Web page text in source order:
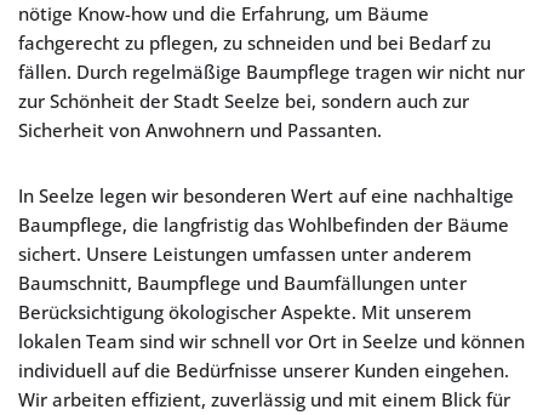
nötige Know-how und die Erfahrung, um Bäume
fachgerecht zu pflegen, zu schneiden und bei Bedarf zu
fällen. Durch regelmäßige Baumpflege tragen wir nicht nur
zur Schönheit der Stadt Seelze bei, sondern auch zur
Sicherheit von Anwohnern und Passanten.
In Seelze legen wir besonderen Wert auf eine nachhaltige
Baumpflege, die langfristig das Wohlbefinden der Bäume
sichert. Unsere Leistungen umfassen unter anderem
Baumschnitt, Baumpflege und Baumfällungen unter
Berücksichtigung ökologischer Aspekte. Mit unserem
lokalen Team sind wir schnell vor Ort in Seelze und können
individuell auf die Bedürfnisse unserer Kunden eingehen.
Wir arbeiten effizient, zuverlässig und mit einem Blick für